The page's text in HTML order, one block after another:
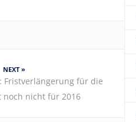
NEXT »
Fristverlängerung für die
noch nicht für 2016